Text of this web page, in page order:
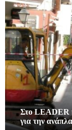
Στο LEADER
για την